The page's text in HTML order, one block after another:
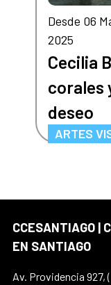
Desde 06
2025
Cecilia
corales
deseo
ARTES
CCESANTIAGO |
EN SANTIAGO
Av. Providencia 927,